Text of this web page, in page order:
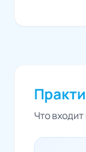
Что входит